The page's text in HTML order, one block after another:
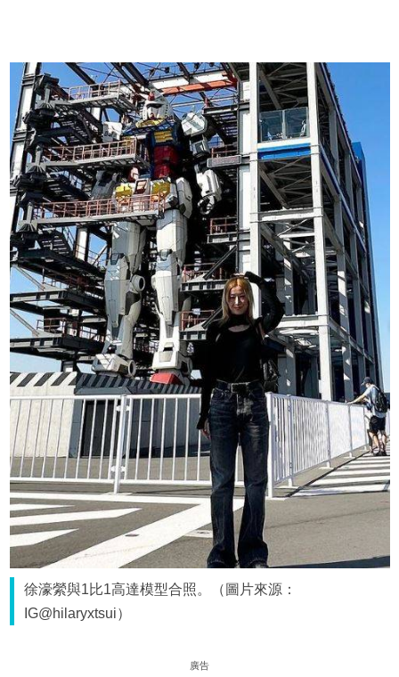
徐濠縈與1比1高達模型合照。（圖片來源：
IG@hilaryxtsui）
廣告